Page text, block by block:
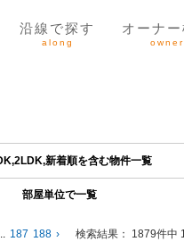
沿線で探す
along
オーナ
owner
新着順を含む物件一覧
部屋単位で一覧
検索結果： 1879件中
187 188 ›